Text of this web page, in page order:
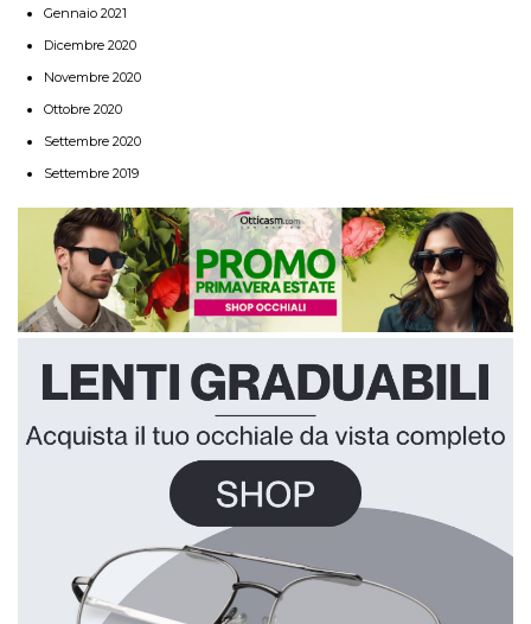
Gennaio 2021
Dicembre 2020
Novembre 2020
Ottobre 2020
Settembre 2020
Settembre 2019